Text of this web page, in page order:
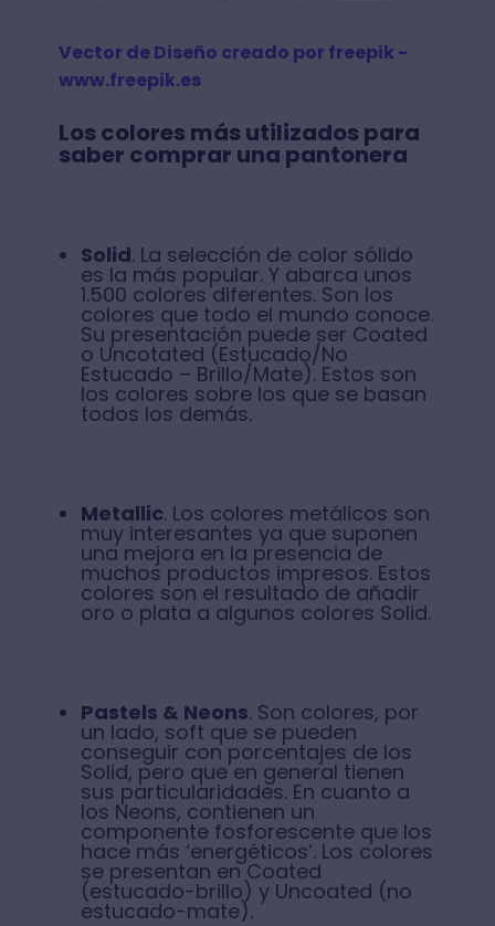
Vector de Diseño creado por freepik -
www.freepik.es
Los colores más utilizados para
saber comprar una pantonera
Solid. La selección de color sólido
es la más popular. Y abarca unos
1.500 colores diferentes. Son los
colores que todo el mundo conoce.
Su presentación puede ser Coated
o Uncotated (Estucado/No
Estucado – Brillo/Mate). Estos son
los colores sobre los que se basan
todos los demás.
Metallic. Los colores metálicos son
muy interesantes ya que suponen
una mejora en la presencia de
muchos productos impresos. Estos
colores son el resultado de añadir
oro o plata a algunos colores Solid.
Pastels & Neons. Son colores, por
un lado, soft que se pueden
conseguir con porcentajes de los
Solid, pero que en general tienen
sus particularidades. En cuanto a
los Neons, contienen un
componente fosforescente que los
hace más ‘energéticos’. Los colores
se presentan en Coated
(estucado-brillo) y Uncoated (no
estucado-mate).